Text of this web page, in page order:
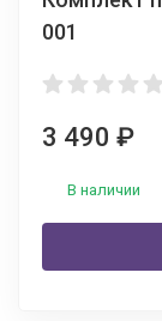
001
3 490 ₽
В наличии